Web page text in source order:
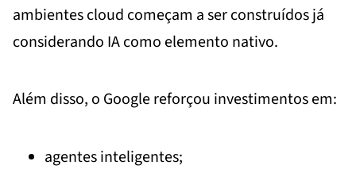
ambientes cloud começam a ser construídos já
considerando IA como elemento nativo.
Além disso, o Google reforçou investimentos em:
agentes inteligentes;